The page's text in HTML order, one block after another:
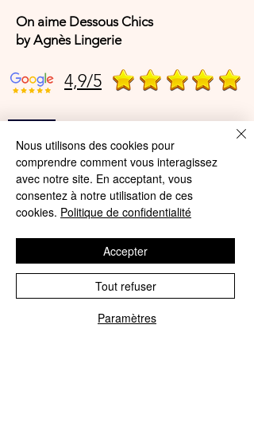
On aime Dessous Chics
by Agnès Lingerie
4,9/5
4,9/5
Offres et Services
A propos de nous
Protection des données
Mentions légales
Nous utilisons des cookies pour
comprendre comment vous interagissez
avec notre site. En acceptant, vous
consentez à notre utilisation de ces
cookies. Politique de confidentialité
Paramètres
Tout refuser
Accepter